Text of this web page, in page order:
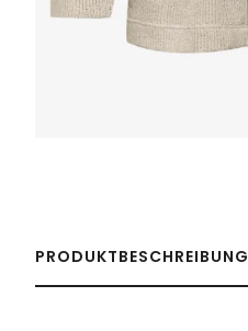
PRODUKTBESCHREIBUNG